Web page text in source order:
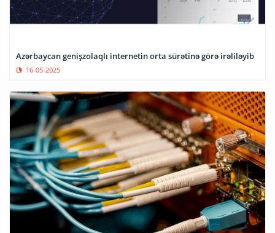
Azərbaycan genişzolaqlı internetin orta sürətinə görə irəliləyib
16-05-2025